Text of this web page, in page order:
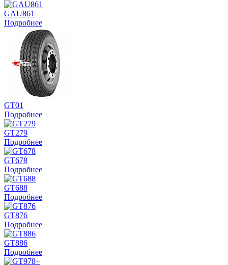
GAU861
Подробнее
GT01
Подробнее
GT279
Подробнее
GT678
Подробнее
GT688
Подробнее
GT876
Подробнее
GT886
Подробнее